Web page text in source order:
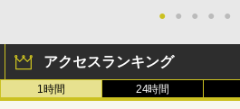
● ● ● ● ●
アクセスランキング
1時間 24時間